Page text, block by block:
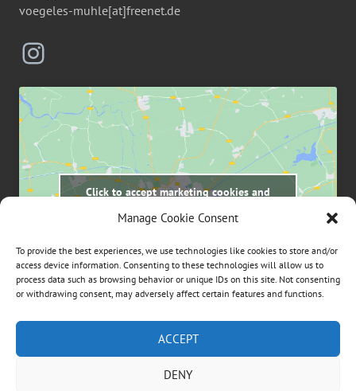
Manage Cookie Consent
To provide the best experiences, we use technologies like cookies to store and/or
access device information. Consenting to these technologies will allow us to
process data such as browsing behavior or unique IDs on this site. Not consenting
or withdrawing consent, may adversely affect certain features and functions.
ACCEPT
DENY
voegeles-muhle[at]freenet.de
Instagram
Click to accept marketing cookies and
Suchen